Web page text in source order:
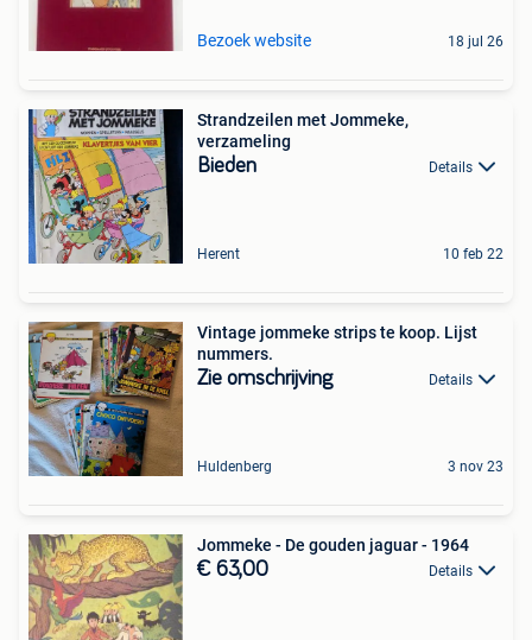
Bezoek website 18 jul 26
Strandzeilen met Jommeke,
verzameling
Bieden Details
Herent 10 feb 22
Vintage jommeke strips te koop. Lijst
nummers.
Zie omschrijving Details
Huldenberg 3 nov 23
Jommeke - De gouden jaguar - 1964
€ 63,00 Details